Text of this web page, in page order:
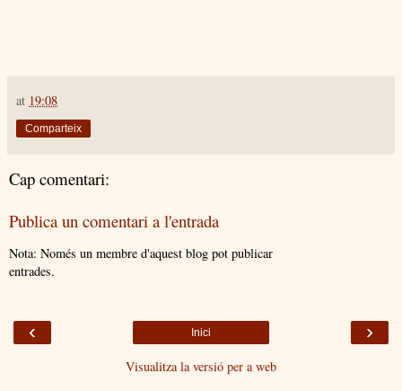
at 19:08
Comparteix
Cap comentari:
Publica un comentari a l'entrada
Nota: Només un membre d'aquest blog pot publicar
entrades.
‹ ›
Inici
Visualitza la versió per a web